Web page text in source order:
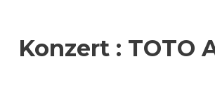
Konzert : TOTO